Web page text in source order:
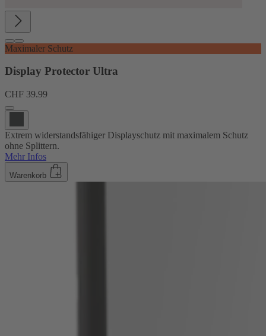
Maximaler Schutz
Display Protector Ultra
CHF 39.99
Extrem widerstandsfähiger Displayschutz mit maximalem Schutz
ohne Splittern.
Mehr Infos
Warenkorb